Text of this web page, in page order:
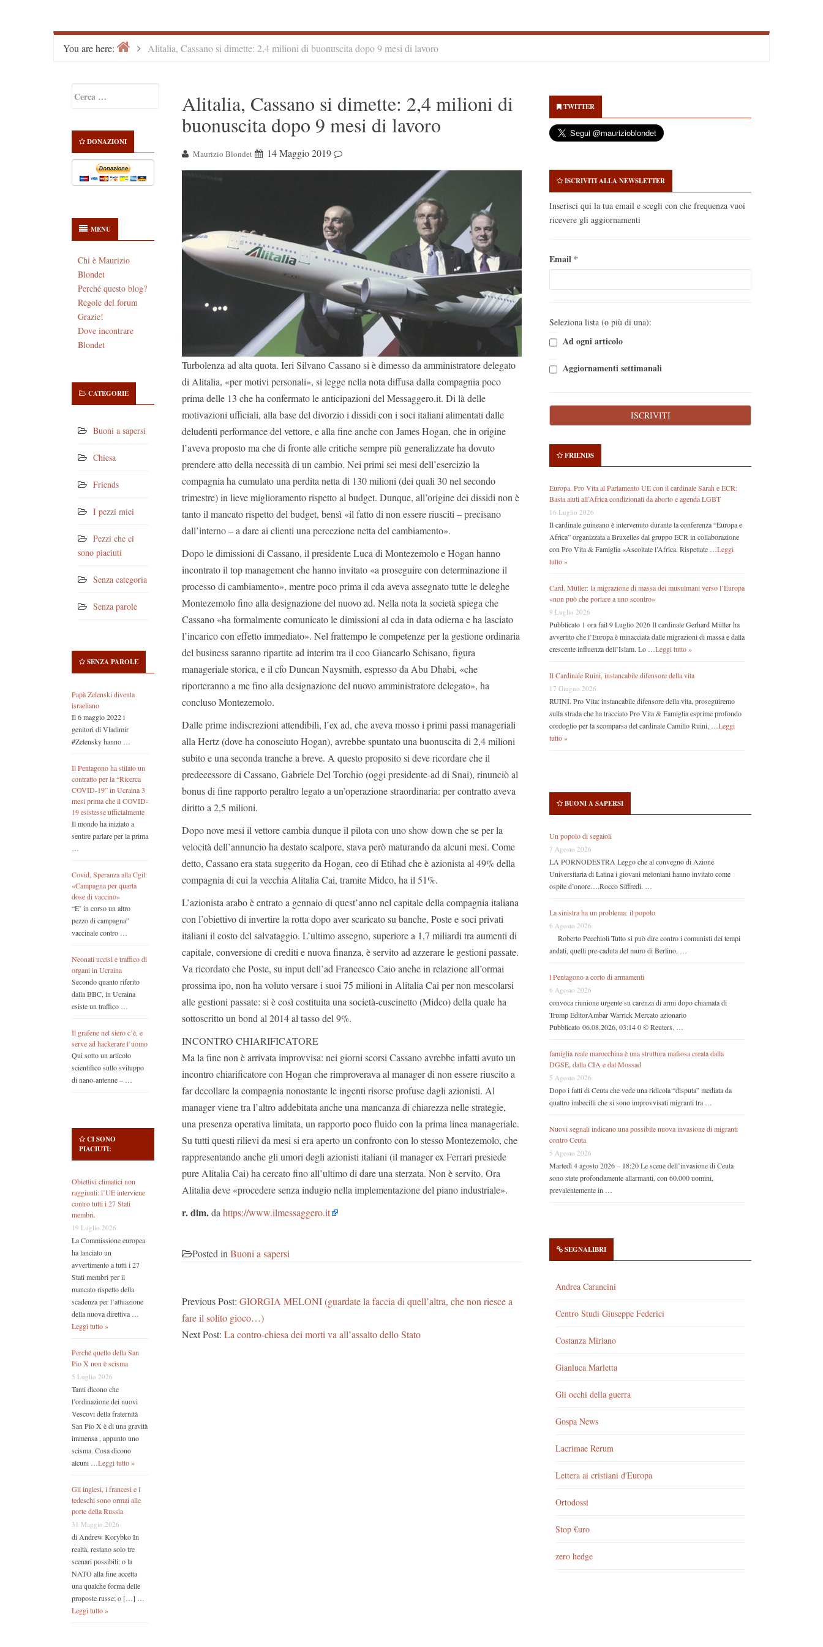
You are here: HomeAlitalia, Cassano si dimette: 2,4 milioni di buonuscita dopo 9 mesi di lavoro
Sidebar
per:
DONAZIONI
MENU
Chi è Maurizio
Blondet
Perché questo blog?
Regole del forum
Grazie!
Dove incontrare
Blondet
CATEGORIE
Buoni a sapersi
Chiesa
Friends
I pezzi miei
Pezzi che ci
sono piaciuti
Senza categoria
Senza parole
SENZA PAROLE
Papà Zelenski diventa
israeliano
Il 6 maggio 2022 i
genitori di Vladimir
#Zelensky hanno …
Il Pentagono ha stilato un
contratto per la “Ricerca
COVID-19” in Ucraina 3
mesi prima che il COVID-
19 esistesse ufficialmente
Il mondo ha iniziato a
sentire parlare per la prima
…
Covid, Speranza alla Cgil:
«Campagna per quarta
dose di vaccino»
“E’ in corso un altro
pezzo di campagna”
vaccinale contro …
Neonati uccisi e traffico di
organi in Ucraina
Secondo quanto riferito
dalla BBC, in Ucraina
esiste un traffico …
Il grafene nel siero c’è, e
serve ad hackerare l’uomo
Qui sotto un articolo
scientifico sullo sviluppo
di nano-antenne – …
CI SONO
PIACIUTI:
Obiettivi climatici non
raggiunti: l’UE interviene
contro tutti i 27 Stati
membri.
19 Luglio 2026
La Commissione europea
ha lanciato un
avvertimento a tutti i 27
Stati membri per il
mancato rispetto della
scadenza per l’attuazione
della nuova direttiva …
Leggi tutto »
Perché quello della San
Pio X non è scisma
5 Luglio 2026
Tanti dicono che
l’ordinazione dei nuovi
Vescovi della fraternità
San Pio X è di una gravità
immensa , appunto uno
scisma. Cosa dicono
alcuni …Leggi tutto »
Gli inglesi, i francesi e i
tedeschi sono ormai alle
porte della Russia
31 Maggio 2026
di Andrew Korybko In
realtà, restano solo tre
scenari possibili: o la
NATO alla fine accetta
una qualche forma delle
proposte russe; o […] …
Leggi tutto »
Alitalia, Cassano si dimette: 2,4 milioni di
buonuscita dopo 9 mesi di lavoro
Maurizio Blondet 14 Maggio 2019
Turbolenza ad alta quota. Ieri Silvano Cassano si è dimesso da amministratore delegato
di Alitalia, «per motivi personali», si legge nella nota diffusa dalla compagnia poco
prima delle 13 che ha confermato le anticipazioni del Messaggero.it. Di là delle
motivazioni ufficiali, alla base del divorzio i dissidi con i soci italiani alimentati dalle
deludenti performance del vettore, e alla fine anche con James Hogan, che in origine
l’aveva proposto ma che di fronte alle critiche sempre più generalizzate ha dovuto
prendere atto della necessità di un cambio. Nei primi sei mesi dell’esercizio la
compagnia ha cumulato una perdita netta di 130 milioni (dei quali 30 nel secondo
trimestre) in lieve miglioramento rispetto al budget. Dunque, all’origine dei dissidi non è
tanto il mancato rispetto del budget, bensì «il fatto di non essere riusciti – precisano
dall’interno – a dare ai clienti una percezione netta del cambiamento».
Dopo le dimissioni di Cassano, il presidente Luca di Montezemolo e Hogan hanno
incontrato il top management che hanno invitato «a proseguire con determinazione il
processo di cambiamento», mentre poco prima il cda aveva assegnato tutte le deleghe
Montezemolo fino alla designazione del nuovo ad. Nella nota la società spiega che
Cassano «ha formalmente comunicato le dimissioni al cda in data odierna e ha lasciato
l’incarico con effetto immediato». Nel frattempo le competenze per la gestione ordinaria
del business saranno ripartite ad interim tra il coo Giancarlo Schisano, figura
manageriale storica, e il cfo Duncan Naysmith, espresso da Abu Dhabi, «che
riporteranno a me fino alla designazione del nuovo amministratore delegato», ha
concluso Montezemolo.
Dalle prime indiscrezioni attendibili, l’ex ad, che aveva mosso i primi passi manageriali
alla Hertz (dove ha conosciuto Hogan), avrebbe spuntato una buonuscita di 2,4 milioni
subito e una seconda tranche a breve. A questo proposito si deve ricordare che il
predecessore di Cassano, Gabriele Del Torchio (oggi presidente-ad di Snai), rinunciò al
bonus di fine rapporto peraltro legato a un’operazione straordinaria: per contratto aveva
diritto a 2,5 milioni.
Dopo nove mesi il vettore cambia dunque il pilota con uno show down che se per la
velocità dell’annuncio ha destato scalpore, stava però maturando da alcuni mesi. Come
detto, Cassano era stata suggerito da Hogan, ceo di Etihad che è azionista al 49% della
compagnia di cui la vecchia Alitalia Cai, tramite Midco, ha il 51%.
L’azionista arabo è entrato a gennaio di quest’anno nel capitale della compagnia italiana
con l’obiettivo di invertire la rotta dopo aver scaricato su banche, Poste e soci privati
italiani il costo del salvataggio. L’ultimo assegno, superiore a 1,7 miliardi tra aumenti di
capitale, conversione di crediti e nuova finanza, è servito ad azzerare le gestioni passate.
Va ricordato che Poste, su input dell’ad Francesco Caio anche in relazione all’ormai
prossima ipo, non ha voluto versare i suoi 75 milioni in Alitalia Cai per non mescolarsi
alle gestioni passate: si è così costituita una società-cuscinetto (Midco) della quale ha
sottoscritto un bond al 2014 al tasso del 9%.
INCONTRO CHIARIFICATORE
Ma la fine non è arrivata improvvisa: nei giorni scorsi Cassano avrebbe infatti avuto un
incontro chiarificatore con Hogan che rimproverava al manager di non essere riuscito a
far decollare la compagnia nonostante le ingenti risorse profuse dagli azionisti. Al
manager viene tra l’altro addebitata anche una mancanza di chiarezza nelle strategie,
una presenza operativa limitata, un rapporto poco fluido con la prima linea manageriale.
Su tutti questi rilievi da mesi si era aperto un confronto con lo stesso Montezemolo, che
rappresentando anche gli umori degli azionisti italiani (il manager ex Ferrari presiede
pure Alitalia Cai) ha cercato fino all’ultimo di dare una sterzata. Non è servito. Ora
Alitalia deve «procedere senza indugio nella implementazione del piano industriale».
r. dim.dahttps://www.ilmessaggero.it
Posted inBuoni a sapersi
Previous Post: GIORGIA MELONI (guardate la faccia di quell’altra, che non riesce a
fare il solito gioco…)
Next Post: La contro-chiesa dei morti va all’assalto dello Stato
Sidebar
TWITTER
ISCRIVITI ALLA NEWSLETTER
Inserisci qui la tua email e scegli con che frequenza vuoi
ricevere gli aggiornamenti
Email *
Seleziona lista (o più di una):
Ad ogni articolo
Aggiornamenti settimanali
FRIENDS
Europa. Pro Vita al Parlamento UE con il cardinale Sarah e ECR:
Basta aiuti all’Africa condizionati da aborto e agenda LGBT
16 Luglio 2026
Il cardinale guineano è intervenuto durante la conferenza “Europa e
Africa” organizzata a Bruxelles dal gruppo ECR in collaborazione
con Pro Vita & Famiglia «Ascoltate l’Africa. Rispettate … Leggi
tutto »
Card. Müller: la migrazione di massa dei musulmani verso l’Europa
«non può che portare a uno scontro»
9 Luglio 2026
Pubblicato 1 ora fail 9 Luglio 2026 Il cardinale Gerhard Müller ha
avvertito che l’Europa è minacciata dalle migrazioni di massa e dalla
crescente influenza dell’Islam. Lo … Leggi tutto »
Il Cardinale Ruini, instancabile difensore della vita
17 Giugno 2026
RUINI. Pro Vita: instancabile difensore della vita, proseguiremo
sulla strada che ha tracciato Pro Vita & Famiglia esprime profondo
cordoglio per la scomparsa del cardinale Camillo Ruini, … Leggi
tutto »
BUONI A SAPERSI
Un popolo di segaioli
7 Agosto 2026
LA PORNODESTRA Leggo che al convegno di Azione
Universitaria di Latina i giovani meloniani hanno invitato come
ospite d’onore….Rocco Siffredi. …
La sinistra ha un problema: il popolo
6 Agosto 2026
Roberto Pecchioli Tutto si può dire contro i comunisti dei tempi
andati, quelli pre-caduta del muro di Berlino, …
l Pentagono a corto di armamenti
6 Agosto 2026
convoca riunione urgente su carenza di armi dopo chiamata di
Trump EditorAmbar Warrick Mercato azionario
Pubblicato 06.08.2026, 03:14 0 © Reuters. …
famiglia reale marocchina è una struttura mafiosa creata dalla
DGSE, dalla CIA e dal Mossad
5 Agosto 2026
Dopo i fatti di Ceuta che vede una ridicola “disputa” mediata da
quattro imbecilli che si sono improvvisati migranti tra …
Nuovi segnali indicano una possibile nuova invasione di migranti
contro Ceuta
5 Agosto 2026
Martedì 4 agosto 2026 – 18:20 Le scene dell’invasione di Ceuta
sono state profondamente allarmanti, con 60.000 uomini,
prevalentemente in …
SEGNALIBRI
Andrea Carancini
Centro Studi Giuseppe Federici
Costanza Miriano
Gianluca Marletta
Gli occhi della guerra
Gospa News
Lacrimae Rerum
Lettera ai cristiani d'Europa
Ortodossi
Stop €uro
zero hedge